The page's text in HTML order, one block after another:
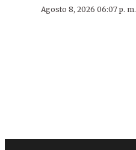
Agosto 8, 2026 06:07 p. m.